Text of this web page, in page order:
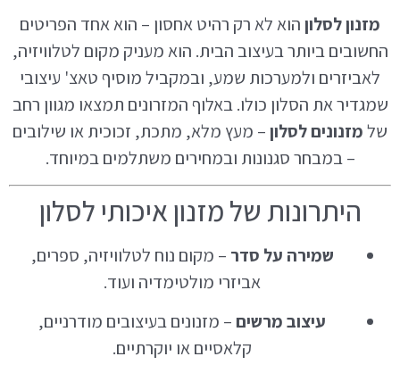
מזנון לסלוןהוא לא רק רהיט אחסון – הוא אחד הפריטים
החשובים ביותר בעיצוב הבית. הוא מעניק מקום לטלוויזיה,
לאביזרים ולמערכות שמע, ובמקביל מוסיף טאצ' עיצובי
שמגדיר את הסלון כולו. באלוף המזרונים תמצאו מגוון רחב
שלמזנונים לסלון– מעץ מלא, מתכת, זכוכית או שילובים
– במבחר סגנונות ובמחירים משתלמים במיוחד.
היתרונות של מזנון איכותי לסלון
שמירה על סדר – מקום נוח לטלוויזיה, ספרים,
אביזרי מולטימדיה ועוד.
עיצוב מרשים – מזנונים בעיצובים מודרניים,
קלאסיים או יוקרתיים.